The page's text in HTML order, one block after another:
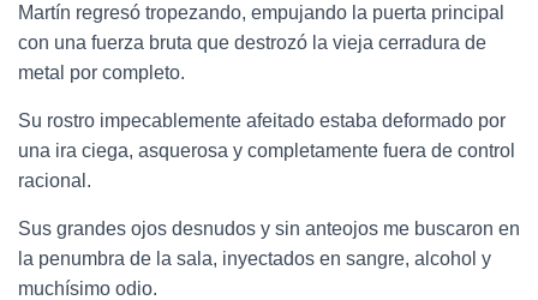
Martín regresó tropezando, empujando la puerta principal
con una fuerza bruta que destrozó la vieja cerradura de
metal por completo.
Su rostro impecablemente afeitado estaba deformado por
una ira ciega, asquerosa y completamente fuera de control
racional.
Sus grandes ojos desnudos y sin anteojos me buscaron en
la penumbra de la sala, inyectados en sangre, alcohol y
muchísimo odio.